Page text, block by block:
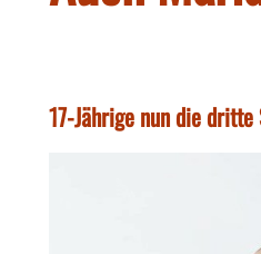
17-Jährige nun die